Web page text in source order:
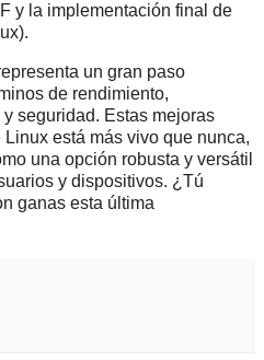
y la implementación final de
un gran paso
de rendimiento,
seguridad. Estas mejoras
está más vivo que nunca,
una opción robusta y versátil
y dispositivos. ¿Tú
ganas esta última